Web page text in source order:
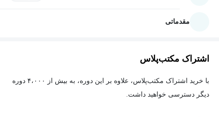
مقدماتی
اشتراک مکتب‌پلاس
با خرید اشتراک مکتب‌پلاس، علاوه بر این دوره، به بیش از ۴،۰۰۰ دوره
دیگر دسترسی خواهید داشت.